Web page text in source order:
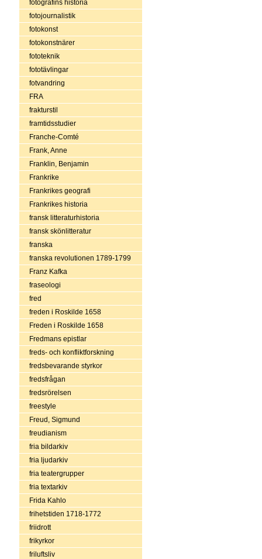
fotografins historia
fotojournalistik
fotokonst
fotokonstnärer
fototeknik
fototävlingar
fotvandring
FRA
frakturstil
framtidsstudier
Franche-Comté
Frank, Anne
Franklin, Benjamin
Frankrike
Frankrikes geografi
Frankrikes historia
fransk litteraturhistoria
fransk skönlitteratur
franska
franska revolutionen 1789-1799
Franz Kafka
fraseologi
fred
freden i Roskilde 1658
Freden i Roskilde 1658
Fredmans epistlar
freds- och konfliktforskning
fredsbevarande styrkor
fredsfrågan
fredsrörelsen
freestyle
Freud, Sigmund
freudianism
fria bildarkiv
fria ljudarkiv
fria teatergrupper
fria textarkiv
Frida Kahlo
frihetstiden 1718-1772
friidrott
frikyrkor
friluftsliv